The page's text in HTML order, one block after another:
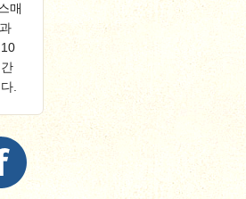
매
.